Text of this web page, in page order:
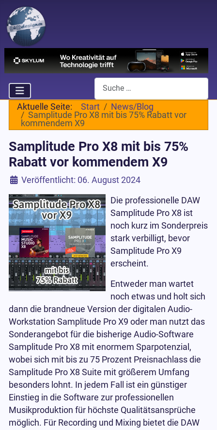
Suchen
Aktuelle Seite: Start
News/Blog
Samplitude Pro X8 mit bis 75% Rabatt vor
kommendem X9
Samplitude Pro X8 mit bis 75%
Rabatt vor kommendem X9
Details
Veröffentlicht: 06. August 2024
Die professionelle DAW
Samplitude Pro X8 ist
noch kurz im Sonderpreis
stark verbilligt, bevor
Samplitude Pro X9
erscheint.
Entweder man wartet
noch etwas und holt sich
dann die brandneue Version der digitalen Audio-
Workstation Samplitude Pro X9 oder man nutzt das
Sonderangebot für die bisherige Audio-Software
Samplitude Pro X8 mit enormem Sparpotenzial,
wobei sich mit bis zu 75 Prozent Preisnachlass die
Samplitude Pro X8 Suite mit größerem Umfang
besonders lohnt. In jedem Fall ist ein günstiger
Einstieg in die Software zur professionellen
Musikproduktion für höchste Qualitätsansprüche
möglich. Für Recording und Mixing bietet die DAW